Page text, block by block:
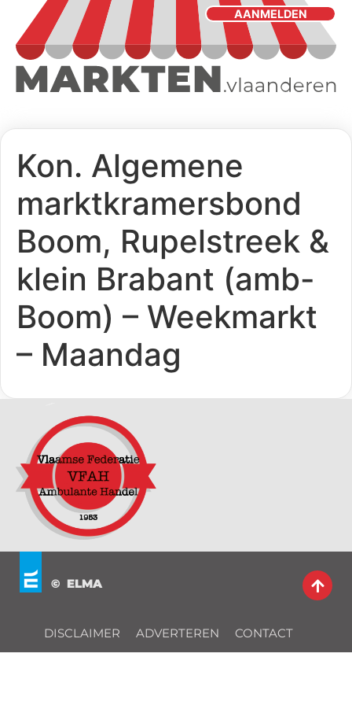
AANMELDEN
Kon. Algemene
marktkramersbond
Boom, Rupelstreek &
klein Brabant (amb-
Boom) – Weekmarkt
– Maandag
© ELMA
DISCLAIMER ADVERTEREN CONTACT